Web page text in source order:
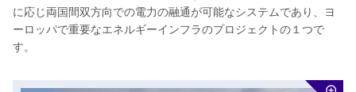
に応じ両国間双方向での電力の融通が可能なシステムであり、ヨ
ーロッパで重要なエネルギーインフラのプロジェクトの１つで
す。